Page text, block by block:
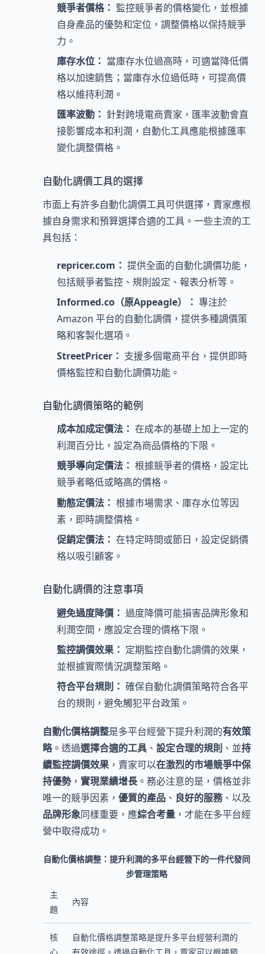
競爭者價格： 監控競爭者的價格變化，並根據
自身產品的優勢和定位，調整價格以保持競爭
力。
庫存水位： 當庫存水位過高時，可適當降低價
格以加速銷售；當庫存水位過低時，可提高價
格以維持利潤。
匯率波動： 針對跨境電商賣家，匯率波動會直
接影響成本和利潤，自動化工具應能根據匯率
變化調整價格。
自動化調價工具的選擇
市面上有許多自動化調價工具可供選擇，賣家應根
據自身需求和預算選擇合適的工具。一些主流的工
具包括：
repricer.com： 提供全面的自動化調價功能，
包括競爭者監控、規則設定、報表分析等。
Informed.co（原Appeagle）： 專注於
Amazon 平台的自動化調價，提供多種調價策
略和客製化選項。
StreetPricer： 支援多個電商平台，提供即時
價格監控和自動化調價功能。
自動化調價策略的範例
成本加成定價法： 在成本的基礎上加上一定的
利潤百分比，設定為商品價格的下限。
競爭導向定價法： 根據競爭者的價格，設定比
競爭者略低或略高的價格。
動態定價法： 根據市場需求、庫存水位等因
素，即時調整價格。
促銷定價法： 在特定時間或節日，設定促銷價
格以吸引顧客。
自動化調價的注意事項
避免過度降價： 過度降價可能損害品牌形象和
利潤空間，應設定合理的價格下限。
監控調價效果： 定期監控自動化調價的效果，
並根據實際情況調整策略。
符合平台規則： 確保自動化調價策略符合各平
台的規則，避免觸犯平台政策。
自動化價格調整是多平台經營下提升利潤的有效策
略。透過選擇合適的工具 、 設定合理的規則 、並持
續監控調價效果 ，賣家可以在激烈的市場競爭中保
持優勢， 實現業績增長 。務必注意的是，價格並非
唯一的競爭因素， 優質的產品 、 良好的服務、以及
品牌形象同樣重要，應綜合考量 ，才能在多平台經
營中取得成功。
自動化價格調整：提升利潤的多平台經營下的一件代發同
步管理策略
主
題
內容
核
心
自動化價格調整策略是提升多平台經營利潤的
有效途徑。透過自動化工具，賣家可以根據預